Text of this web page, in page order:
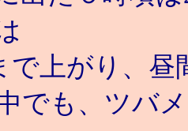
で上がり、
でも、ツバ